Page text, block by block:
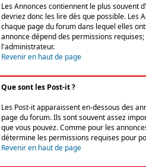
Les Annonces contiennent le plus souvent
devriez donc les lire dès que possible. Les
chaque page du forum dans lequel elles
annonce dépend des permissions
l'administrateur.
Revenir en haut de page
Que sont les Post-it ?
Les Post-it apparaissent en-dessous des
page du forum. Ils sont souvent assez
que vous pouvez. Comme pour les
détermine les permissions requises pour
Revenir en haut de page